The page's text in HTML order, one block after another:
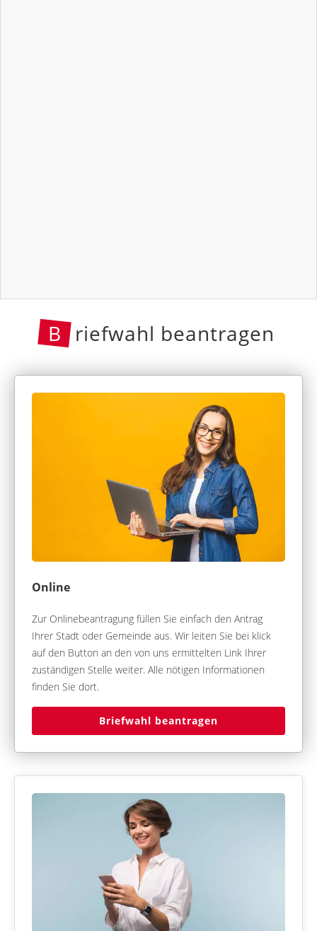
B riefwahl beantragen
Online
Zur Onlinebeantragung füllen Sie einfach den Antrag
Ihrer Stadt oder Gemeinde aus. Wir leiten Sie bei klick
auf den Button an den von uns ermittelten Link Ihrer
zuständigen Stelle weiter. Alle nötigen Informationen
finden Sie dort.
Briefwahl beantragen